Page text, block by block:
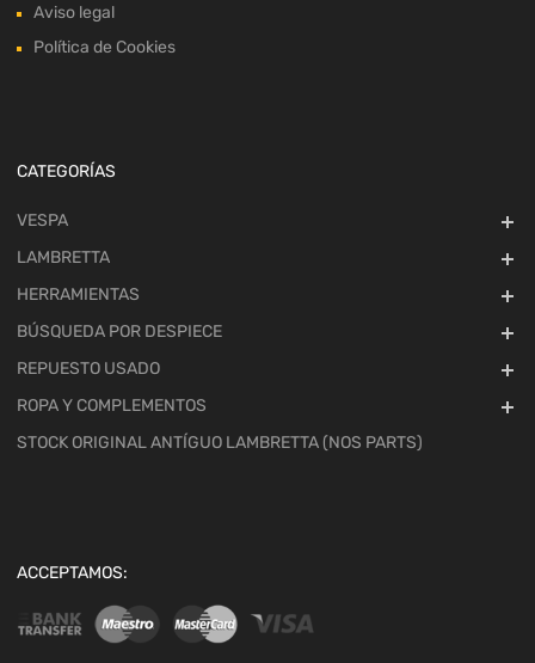
Aviso legal
Política de Cookies
CATEGORÍAS
VESPA
LAMBRETTA
HERRAMIENTAS
BÚSQUEDA POR DESPIECE
REPUESTO USADO
ROPA Y COMPLEMENTOS
STOCK ORIGINAL ANTÍGUO LAMBRETTA (NOS PARTS)
ACCEPTAMOS: